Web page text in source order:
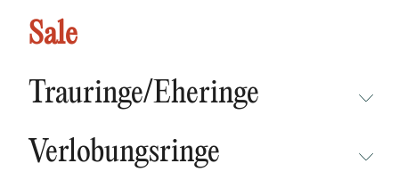
Sale
Trauringe/Eheringe
NEUHEITEN
Verlobungsringe
Diamanten und Saphiren Deniece